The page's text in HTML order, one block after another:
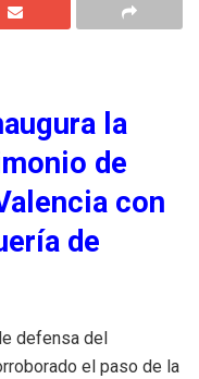
la
de
con
de
defensa del
el paso de la